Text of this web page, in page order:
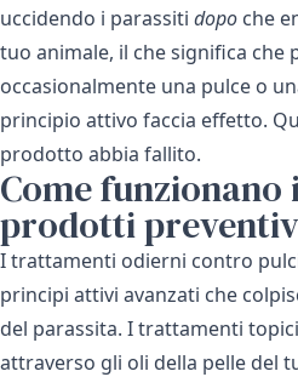
uccidendo i parassiti dopo che
tuo animale, il che significa che
occasionalmente una pulce o
principio attivo faccia effetto.
prodotto abbia fallito.
Come
prodotti
I trattamenti odierni contro
principi attivi avanzati che
del parassita. I trattamenti
attraverso gli oli della pelle del